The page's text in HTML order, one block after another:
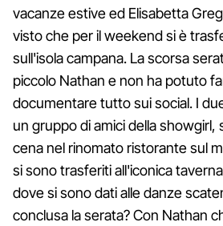
vacanze estive ed Elisabetta
visto che per il weekend si è
sull'isola campana. La scorsa
piccolo Nathan e non ha potuto
documentare tutto sui social. I
un gruppo di amici della showgirl,
cena nel rinomato ristorante sul
si sono trasferiti all'iconica
dove si sono dati alle danze
conclusa la serata? Con Nathan